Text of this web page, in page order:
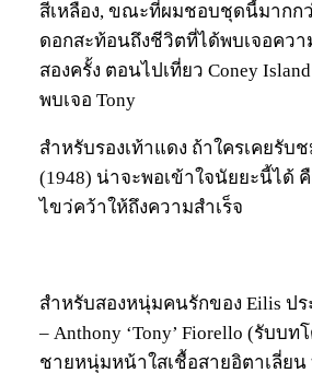
สีเหลือง, ขณะที่ผมชอบชุดนี้มากกว่
ดอกสะท้อนถึงชีวิตที่ได้พบเจอควา
สองครั้ง ตอนไปเที่ยว Coney
พบเจอ Tony
สำหรับรองเท้าแดง ถ้าใครเคยรับช
(1948) น่าจะพอเข้าใจนัยยะนี้ได้
ไขว่คว้าให้ถึงความสำเร็จ
สำหรับสองหนุ่มคนรักของ Eilis ป
– Anthony ‘Tony’ Fiorello (รับบท
ชายหนุ่มหน้าใสเชื้อสายอิตาเลี่ย